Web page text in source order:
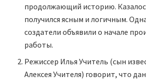
продолжающий историю.
получился ясным и логичным.
создатели объявили о начале
работы.
Режиссер Илья Учитель (сын
Алексея Учителя) говорит, что